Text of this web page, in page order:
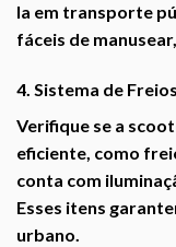
la em transporte
fáceis de
4. Sistema de
Verifique se a
eficiente, como
conta com
Esses itens
urbano.